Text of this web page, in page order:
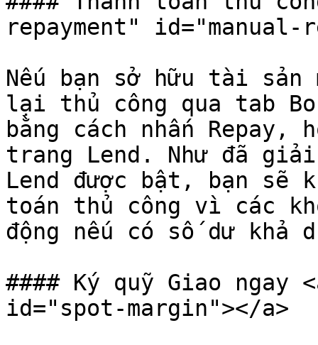
repayment" id="manual-
Nếu bạn sở hữu tài
lại thủ công qua tab
bằng cách nhấn Repay,
trang Lend. Như đã
Lend được bật, bạn sẽ
toán thủ công vì các
động nếu có số dư khả
#### Ký quỹ Giao ngay
id="spot-margin"></a>